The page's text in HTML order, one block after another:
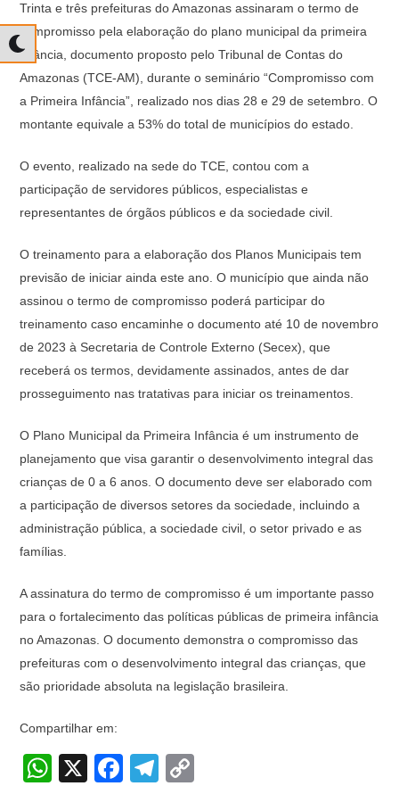
at
s
A
p
p
c
e
b
o
o
k
e
gr
a
m
p
y
Li
n
k
Trinta e três prefeituras do Amazonas assinaram o termo de
compromisso pela elaboração do plano municipal da primeira
infância, documento proposto pelo Tribunal de Contas do
Amazonas (TCE-AM), durante o seminário “Compromisso com
a Primeira Infância”, realizado nos dias 28 e 29 de setembro. O
montante equivale a 53% do total de municípios do estado.
O evento, realizado na sede do TCE, contou com a
participação de servidores públicos, especialistas e
representantes de órgãos públicos e da sociedade civil.
O treinamento para a elaboração dos Planos Municipais tem
previsão de iniciar ainda este ano. O município que ainda não
assinou o termo de compromisso poderá participar do
treinamento caso encaminhe o documento até 10 de novembro
de 2023 à Secretaria de Controle Externo (Secex), que
receberá os termos, devidamente assinados, antes de dar
prosseguimento nas tratativas para iniciar os treinamentos.
O Plano Municipal da Primeira Infância é um instrumento de
planejamento que visa garantir o desenvolvimento integral das
crianças de 0 a 6 anos. O documento deve ser elaborado com
a participação de diversos setores da sociedade, incluindo a
administração pública, a sociedade civil, o setor privado e as
famílias.
A assinatura do termo de compromisso é um importante passo
para o fortalecimento das políticas públicas de primeira infância
no Amazonas. O documento demonstra o compromisso das
prefeituras com o desenvolvimento integral das crianças, que
são prioridade absoluta na legislação brasileira.
Compartilhar em:
W
X
F
T